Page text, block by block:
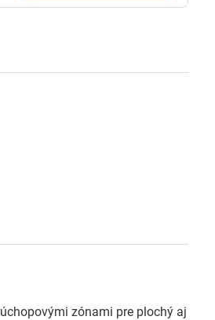
zónami pre plochý aj